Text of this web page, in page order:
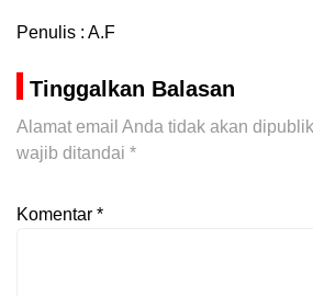
Penulis : A.F
Tinggalkan Balasan
Alamat email Anda tidak akan
wajib ditandai *
Komentar *